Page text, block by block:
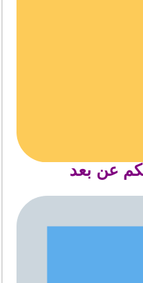
عن بعد